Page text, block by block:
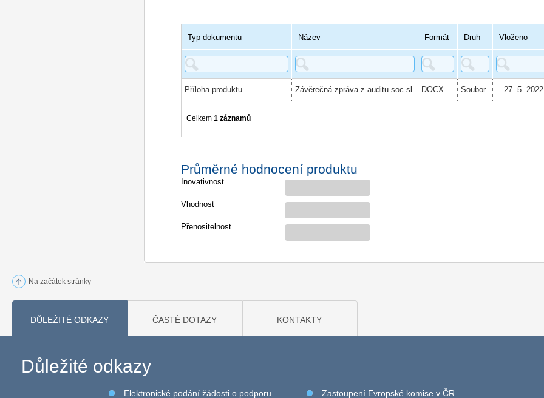
Typ dokumentu Název Formát Druh Vloženo
Příloha produktu Závěrečná zpráva z auditu soc.sl. DOCX Soubor 27. 5.
Celkem 1 záznamů
Průměrné hodnocení produktu
Inovativnost
Vhodnost
Přenositelnost
Na začátek stránky
DŮLEŽITÉ ODKAZY ČASTÉ DOTAZY KONTAKTY
Důležité odkazy
Elektronické podání žádosti o podporu Zastoupení Evropské komise v ČR